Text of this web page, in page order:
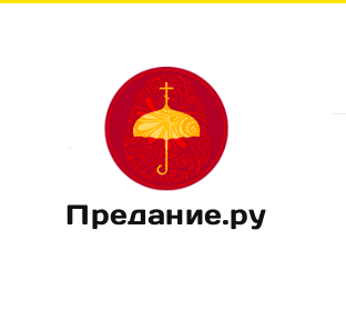
Предание.ру